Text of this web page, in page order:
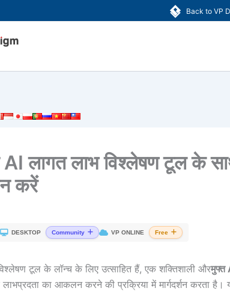
Back to VP
AI लागत लाभ विश्लेषण टूल के
करें
DESKTOP Community VP ONLINE Free
टूल के लॉन्च के लिए उत्साहित हैं, एक शक्तिशाली औरमुफ्त
लाभप्रदता का आकलन करने की प्रक्रिया में मार्गदर्शन करता